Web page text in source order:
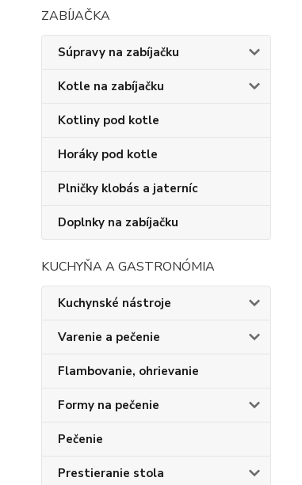
ZABÍJAČKA
Súpravy na zabíjačku
Kotle na zabíjačku
Kotliny pod kotle
Horáky pod kotle
Plničky klobás a jaterníc
Doplnky na zabíjačku
KUCHYŇA A GASTRONÓMIA
Kuchynské nástroje
Varenie a pečenie
Flambovanie, ohrievanie
Formy na pečenie
Pečenie
Prestieranie stola